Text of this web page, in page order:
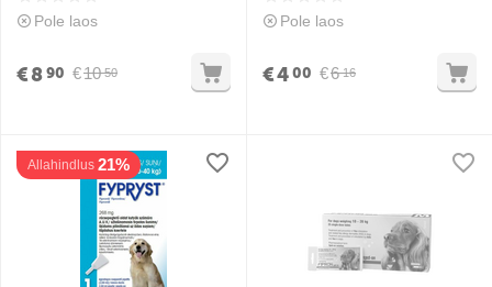
kg 1gb
Pole laos
€10 50
€890
Pole laos
€6 16
€400
Allahindlus 21%